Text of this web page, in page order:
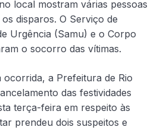
local mostram várias pessoas
disparos. O Serviço de
Urgência (Samu) e o Corpo
o socorro das vítimas.
ocorrida, a Prefeitura de Rio
das festividades
terça-feira em respeito às
prendeu dois suspeitos e